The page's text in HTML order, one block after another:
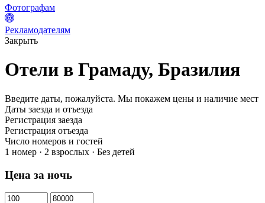
Фотографам
Рекламодателям
Закрыть
Отели в Грамаду, Бразилия
Введите даты, пожалуйста. Мы покажем цены и наличие мест
Даты заезда и отъезда
Регистрация заезда
Регистрация отъезда
Число номеров и гостей
1 номер · 2 взрослых · Без детей
Цена за ночь